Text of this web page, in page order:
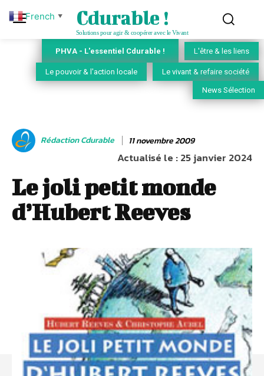
Cdurable !
Solutions pour agir & coopérer avec le Vivant
PHVA - L'essentiel Cdurable ! L'être & les liens
Le pouvoir & l'action locale Le vivant & refaire société
News Sélection
Rédaction Cdurable 11 novembre 2009
Actualisé le :25 janvier 2024
Le joli petit monde
d’Hubert Reeves
French ▼